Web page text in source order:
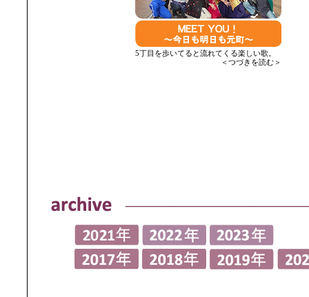
5丁目を歩いてると流れてくる楽しい歌。
＜つづきを読む＞